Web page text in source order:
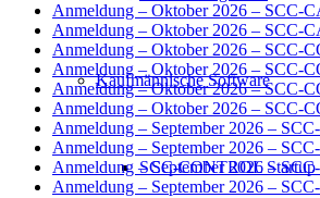
Kaufmännische Software
SCC-CONTROL Startup
Anmeldung – Oktober 2026 – SCC-
Anmeldung – Oktober 2026 – SCC-
Anmeldung – Oktober 2026 – SCC-
Anmeldung – Oktober 2026 – SCC-
Anmeldung – Oktober 2026 – SCC-
Anmeldung – Oktober 2026 – SCC-
Anmeldung – September 2026 –
Anmeldung – September 2026 –
Anmeldung – September 2026 –
Anmeldung – September 2026 –